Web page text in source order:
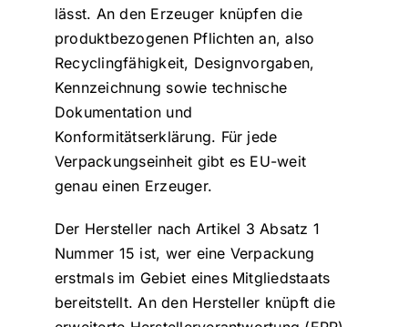
lässt. An den Erzeuger knüpfen die
produktbezogenen Pflichten an, also
Recyclingfähigkeit, Designvorgaben,
Kennzeichnung sowie technische
Dokumentation und
Konformitätserklärung. Für jede
Verpackungseinheit gibt es EU-weit
genau einen Erzeuger.
Der Hersteller nach Artikel 3 Absatz 1
Nummer 15 ist, wer eine Verpackung
erstmals im Gebiet eines Mitgliedstaats
bereitstellt. An den Hersteller knüpft die